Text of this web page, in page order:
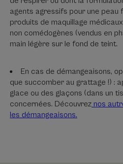
agents agressifs pour une peau
produits de maquillage
non comédogènes (vendus en
main légère sur le fond de teint.
En cas de démangeaisons,
que succomber au grattage !) :
glace ou des glaçons (dans un
concernées. Découvrez nos
les démangeaisons.